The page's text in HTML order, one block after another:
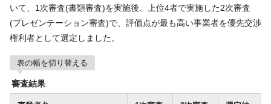
いて、1次審査(書類審査)を実施後、上位4者で実施した2次審査
(プレゼンテーション審査)で、評価点が最も高い事業者を優先交渉
権利者として選定しました。
表の幅を切り替える
審査結果